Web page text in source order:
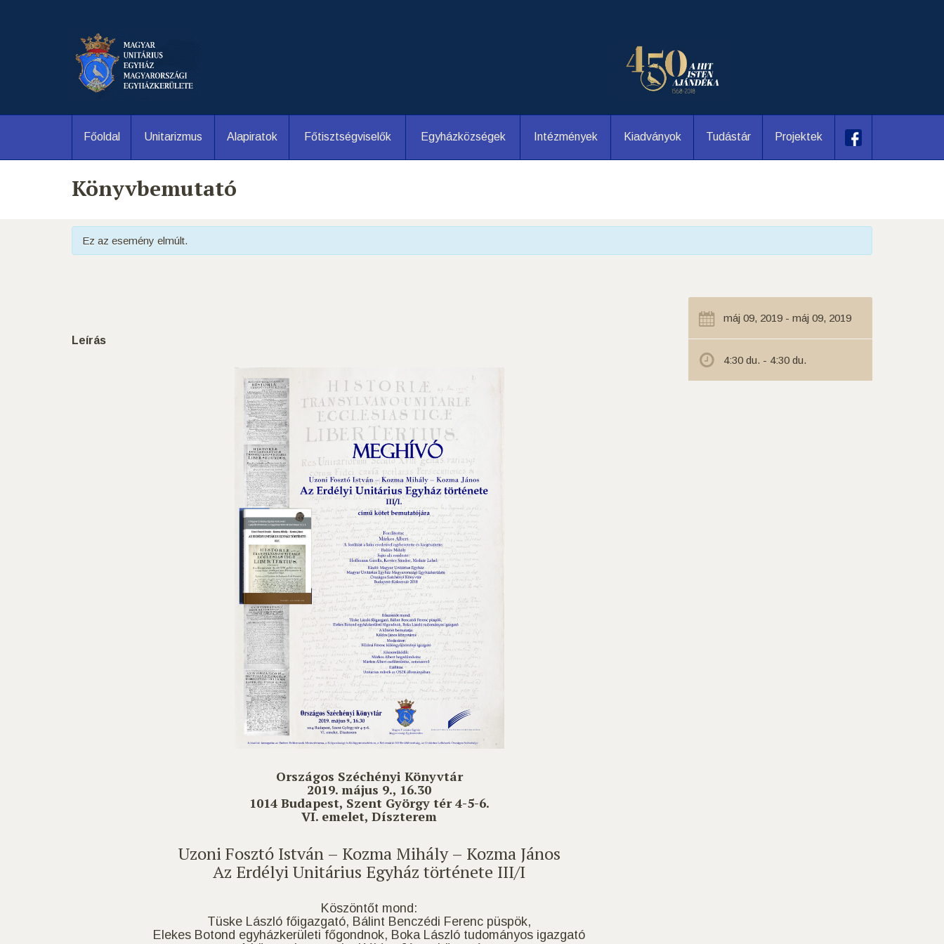
Főoldal Unitarizmus Alapiratok Főtisztségviselők Egyházközségek Intézmények Kiadványok Tudástár Projektek
Könyvbemutató
Ez az esemény elmúlt.
Leírás
Országos Széchényi Könyvtár
2019. május 9., 16.30
1014 Budapest, Szent György tér 4-5-6.
VI. emelet, Díszterem
Uzoni Fosztó István – Kozma Mihály – Kozma János
Az Erdélyi Unitárius Egyház története III/I
Köszöntőt mond:
Tüske László főigazgató, Bálint Benczédi Ferenc püspök,
Elekes Botond egyházkerületi főgondnok, Boka László tudományos igazgató
máj 09, 2019 - máj 09, 2019
4:30 du. - 4:30 du.